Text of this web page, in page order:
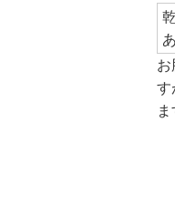
お
す
ま